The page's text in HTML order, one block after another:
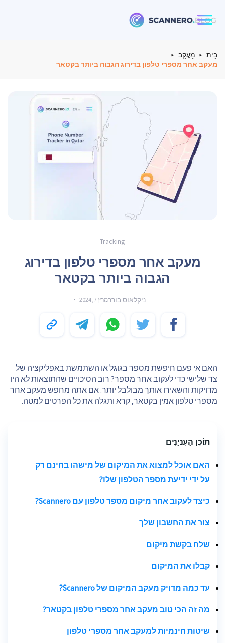
בַּיִת
מַעֲקָב
מעקב אחר מספרי טלפון בדירוג הגבוה ביותר בקטאר
Tracking
מעקב אחר מספרי טלפון בדירוג
הגבוה ביותר בקטאר
ניקלאוס בוררמרץ 7, 2024
האם אי פעם חיפשת מספר בגוגל או השתמשת באפליקציה של
צד שלישי כדי לעקוב אחר מספר? רוב הסיכויים שהתוצאות לא היו
מדויקות והשאירו אותך מבולבל יותר. אם אתה מחפש מעקב אחר
מספרי טלפון אמין בקטאר, קרא ותגלה את כל הפרטים למטה.
תוֹכֶן הָעִניָנִים
האם אוכל למצוא את המיקום של מישהו בחינם רק
על ידי ידיעת מספר הטלפון שלו?
כיצד לעקוב אחר מיקום מספר טלפון עם Scannero?
צור את החשבון שלך
שלח בקשת מיקום
קבלו את המיקום
עד כמה מדויק מעקב המיקום של Scannero?
מה זה הכי טוב מעקב אחר מספרי טלפון בקטאר?
שיטות חינמיות למעקב אחר מספרי טלפון